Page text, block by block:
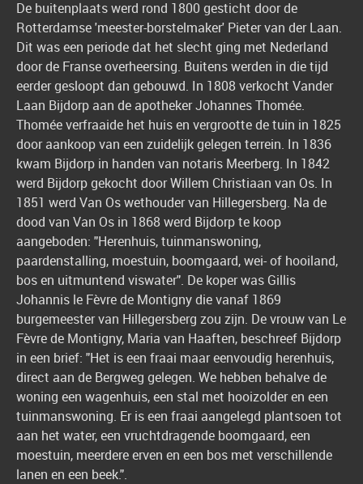
De buitenplaats werd rond 1800 gesticht door de
Rotterdamse 'meester-borstelmaker' Pieter van der Laan.
Dit was een periode dat het slecht ging met Nederland
door de Franse overheersing. Buitens werden in die tijd
eerder gesloopt dan gebouwd. In 1808 verkocht Vander
Laan Bijdorp aan de apotheker Johannes Thomée.
Thomée verfraaide het huis en vergrootte de tuin in 1825
door aankoop van een zuidelijk gelegen terrein. In 1836
kwam Bijdorp in handen van notaris Meerberg. In 1842
werd Bijdorp gekocht door Willem Christiaan van Os. In
1851 werd Van Os wethouder van Hillegersberg. Na de
dood van Van Os in 1868 werd Bijdorp te koop
aangeboden: "Herenhuis, tuinmanswoning,
paardenstalling, moestuin, boomgaard, wei- of hooiland,
bos en uitmuntend viswater". De koper was Gillis
Johannis le Fèvre de Montigny die vanaf 1869
burgemeester van Hillegersberg zou zijn. De vrouw van Le
Fèvre de Montigny, Maria van Haaften, beschreef Bijdorp
in een brief: "Het is een fraai maar eenvoudig herenhuis,
direct aan de Bergweg gelegen. We hebben behalve de
woning een wagenhuis, een stal met hooizolder en een
tuinmanswoning. Er is een fraai aangelegd plantsoen tot
aan het water, een vruchtdragende boomgaard, een
moestuin, meerdere erven en een bos met verschillende
lanen en een beek.".